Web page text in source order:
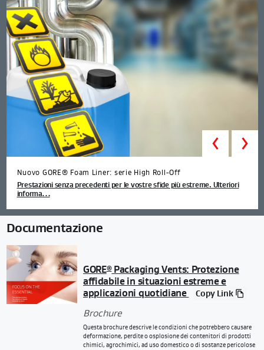
Nuovo GORE® Foam Liner: serie High Roll-Off
Prestazioni senza precedenti per le vostre sfide più estreme. Ulteriori
informa…
Documentazione
GORE®Packaging Vents: Protezione
affidabile in situazioni estreme e
applicazioni quotidiane
Copy Link
Brochure
Questa brochure descrive le condizioni che potrebbero causare
deformazione, perdite o osplosione dei contenitori di prodotti
chimici, agrochimici, ad uso domestico o di sostanze pericolose